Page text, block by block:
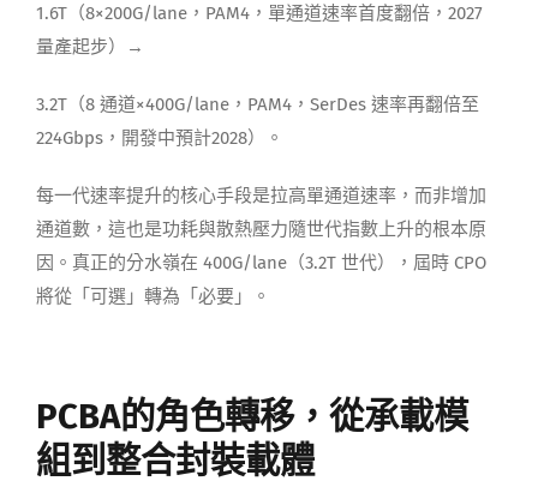
1.6T（8×200G/lane，PAM4，單通道速率首度翻倍，2027
量產起步）→
3.2T（8 通道×400G/lane，PAM4，SerDes 速率再翻倍至
224Gbps，開發中預計2028）。
每一代速率提升的核心手段是拉高單通道速率，而非增加
通道數，這也是功耗與散熱壓力隨世代指數上升的根本原
因。真正的分水嶺在 400G/lane（3.2T 世代），屆時 CPO
將從「可選」轉為「必要」。
PCBA的角色轉移，從承載模
組到整合封裝載體